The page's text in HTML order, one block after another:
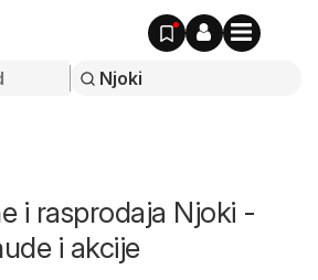
i rasprodaja Njoki -
i akcije